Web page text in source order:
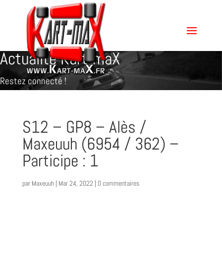
Actualité Kart-maX
Restez connecté !
S12 – GP8 – Alès /
Maxeuuh (6954 / 362) –
Participe : 1
par Maxeuuh| Mar 24, 2022 | 0 commentaires